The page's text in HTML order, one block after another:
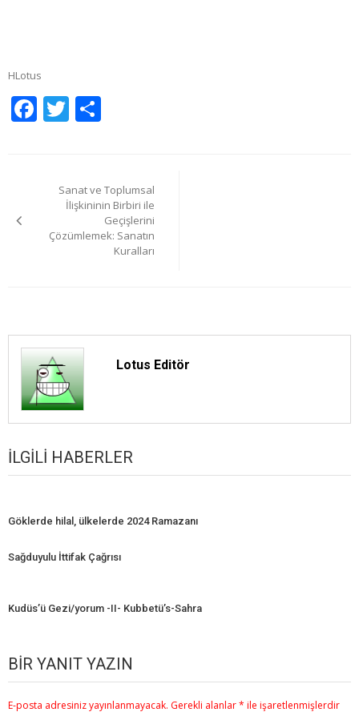
HLotus
Facebook
Twitter
gezinmesi
Sanat ve Toplumsal
İlişkininin Birbiri ile
Geçişlerini
Çözümlemek: Sanatın
Kuralları
Lotus Editör
İLGILI HABERLER
Göklerde hilal, ülkelerde 2024 Ramazanı
Sağduyulu İttifak Çağrısı
Kudüs’ü Gezi/yorum -II- Kubbetü’s-Sahra
BIR YANIT YAZIN
E-posta adresiniz yayınlanmayacak. Gerekli alanlar* ile işaretlenmişlerdir